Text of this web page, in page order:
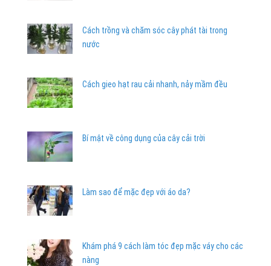
Cách trồng và chăm sóc cây phát tài trong
nước
Cách gieo hạt rau cải nhanh, nảy mầm đều
Bí mật về công dụng của cây cải trời
Làm sao để mặc đẹp với áo da?
Khám phá 9 cách làm tóc đẹp mặc váy cho các
nàng